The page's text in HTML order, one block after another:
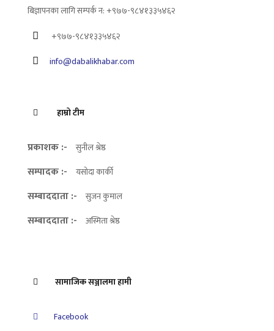
बिज्ञापनका लागि सम्पर्क न: +९७७-९८४१३३५४६२
+९७७-९८४१३३५४६२
info@dabalikhabar.com
हाम्रो टीम
प्रकाशक :- सुनील श्रेष्ठ
सम्पादक :- यसोदा कार्की
सम्बाददाता :- सुजन कुमाल
सम्बाददाता :- अस्मिता श्रेष्ठ
सामाजिक सञ्जालमा हामी
Facebook